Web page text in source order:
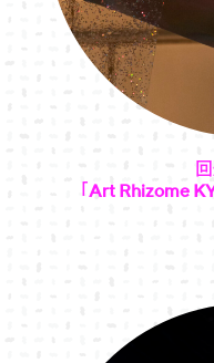
「Art Rhizome